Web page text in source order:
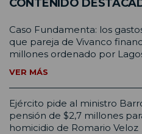
CONTENIDO
Caso Fundamenta: los
que pareja de Vivanco
millones ordenado por
VER MÁS
Ejército pide al ministro
pensión de $2,7 millones
homicidio de Romario Veloz